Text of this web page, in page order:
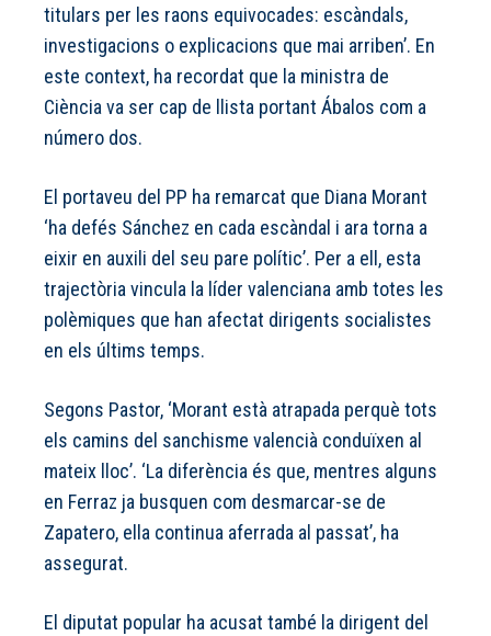
titulars per les raons equivocades: escàndals,
investigacions o explicacions que mai arriben’. En
este context, ha recordat que la ministra de
Ciència va ser cap de llista portant Ábalos com a
número dos.
El portaveu del PP ha remarcat que Diana Morant
‘ha defés Sánchez en cada escàndal i ara torna a
eixir en auxili del seu pare polític’. Per a ell, esta
trajectòria vincula la líder valenciana amb totes les
polèmiques que han afectat dirigents socialistes
en els últims temps.
Segons Pastor, ‘Morant està atrapada perquè tots
els camins del sanchisme valencià conduïxen al
mateix lloc’. ‘La diferència és que, mentres alguns
en Ferraz ja busquen com desmarcar-se de
Zapatero, ella continua aferrada al passat’, ha
assegurat.
El diputat popular ha acusat també la dirigent del